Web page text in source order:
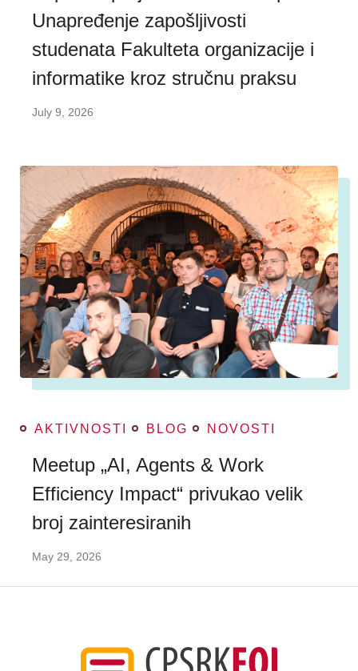
Unapređenje zapošljivosti
studenata Fakulteta organizacije i
informatike kroz stručnu praksu
July 9, 2026
AKTIVNOSTI BLOG NOVOSTI
Meetup „AI, Agents & Work
Efficiency Impact“ privukao velik
broj zainteresiranih
May 29, 2026